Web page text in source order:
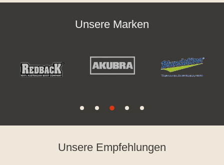
Unsere Marken
Unsere Empfehlungen